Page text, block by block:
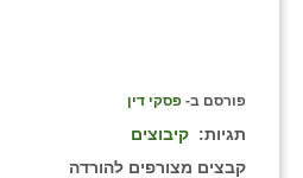
פורסם ב- פסקי דין
תגיות: קיבוצים
קבצים מצורפים להורדה